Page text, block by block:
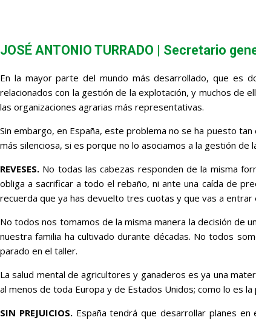
JOSÉ ANTONIO TURRADO | Secretario
En la mayor parte del mundo más desarrollado, que es
relacionados con la gestión de la explotación, y muchos de
las organizaciones agrarias más representativas.
Sin embargo, en España, este problema no se ha puesto
más silenciosa, si es porque no lo asociamos a la gestión
REVESES. No todas las cabezas responden de la misma
obliga a sacrificar a todo el rebaño, ni ante una caída de
recuerda que ya has devuelto tres cuotas y que vas a entrar
No todos nos tomamos de la misma manera la decisión de
nuestra familia ha cultivado durante décadas. No todos
parado en el taller.
La salud mental de agricultores y ganaderos es ya una
al menos de toda Europa y de Estados Unidos; como lo es
SIN PREJUICIOS. España tendrá que desarrollar planes